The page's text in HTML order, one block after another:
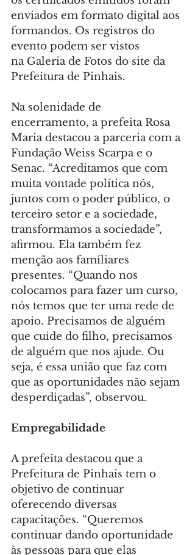
enviados em formato digital aos
formandos. Os registros do
evento podem ser vistos
na Galeria de Fotos do site da
Prefeitura de Pinhais.
Na solenidade de
encerramento, a prefeita Rosa
Maria destacou a parceria com a
Fundação Weiss Scarpa e o
Senac. “Acreditamos que com
muita vontade política nós,
juntos com o poder público, o
terceiro setor e a sociedade,
transformamos a sociedade”,
afirmou. Ela também fez
menção aos famíliares
presentes. “Quando nos
colocamos para fazer um curso,
nós temos que ter uma rede de
apoio. Precisamos de alguém
que cuide do filho, precisamos
de alguém que nos ajude. Ou
seja, é essa união que faz com
que as oportunidades não sejam
desperdiçadas”, observou.
Empregabilidade
A prefeita destacou que a
Prefeitura de Pinhais tem o
objetivo de continuar
oferecendo diversas
capacitações. “Queremos
continuar dando oportunidade
às pessoas para que elas